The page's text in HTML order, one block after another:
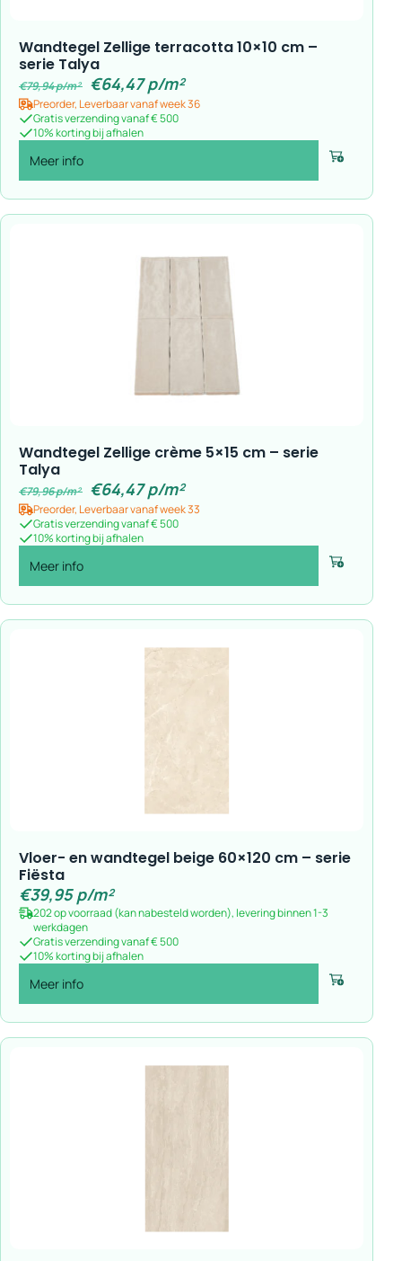
Wandtegel Zellige terracotta 10×10 cm –
serie Talya
€79,94p/m² €64,47p/m²
Preorder, Leverbaar vanaf week 36
Gratis verzending vanaf € 500
10% korting bij afhalen
Meer info Voeg toe
Wandtegel Zellige crème 5×15 cm – serie
Talya
€79,96p/m² €64,47p/m²
Preorder, Leverbaar vanaf week 33
Gratis verzending vanaf € 500
10% korting bij afhalen
Meer info Voeg toe
Vloer- en wandtegel beige 60×120 cm – serie
Fiësta
€39,95p/m²
202 op voorraad (kan nabesteld worden), levering binnen 1-3
werkdagen
Gratis verzending vanaf € 500
10% korting bij afhalen
Meer info Voeg toe